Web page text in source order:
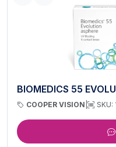
BIOMEDICS 55
COOPER VISION SKU: